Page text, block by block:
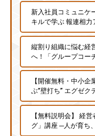
新入社員コミュニケ
キルで学ぶ 報連相
縦割り組織に悩む経
へ！「グループコー
【開催無料・中小
ぶ“壁打ち” エグゼク
【無料説明会】 経
グ」講座 ─人が育ち